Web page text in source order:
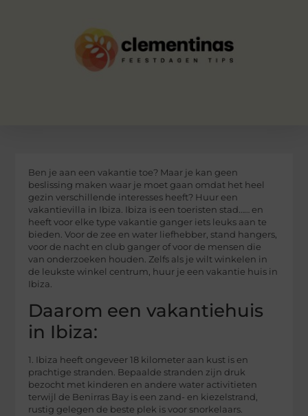
Ben je aan een vakantie toe? Maar je kan geen
beslissing maken waar je moet gaan omdat het heel
gezin verschillende interesses heeft? Huur een
vakantievilla in Ibiza. Ibiza is een toeristen stad…… en
heeft voor elke type vakantie ganger iets leuks aan te
bieden. Voor de zee en water liefhebber, stand hangers,
voor de nacht en club ganger of voor de mensen die
van onderzoeken houden. Zelfs als je wilt winkelen in
de leukste winkel centrum, huur je een vakantie huis in
Ibiza.
Daarom een vakantiehuis
in Ibiza:
1. Ibiza heeft ongeveer 18 kilometer aan kust is en
prachtige stranden. Bepaalde stranden zijn druk
bezocht met kinderen en andere water activitieten
terwijl de Benirras Bay is een zand- en kiezelstrand,
rustig gelegen de beste plek is voor snorkelaars.